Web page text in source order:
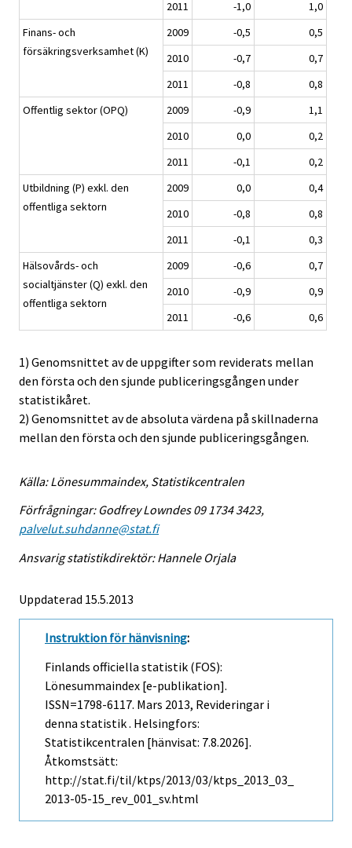
2011 -1,0
1,0
Finans- och
försäkringsverksamhet (K)
2009 -0,5
0,5
2010
-0,7
0,7
2011
-0,8
0,8
Offentlig sektor (OPQ)
2009 -0,9
1,1
2010
0,0
0,2
2011
-0,1
0,2
Utbildning (P) exkl. den
offentliga sektorn
2009 0,0
0,4
2010
-0,8
0,8
2011
-0,1
0,3
Hälsovårds- och
socialtjänster (Q) exkl. den
offentliga sektorn
2009 -0,6
0,7
2010
-0,9
0,9
2011
-0,6 0,6
1) Genomsnittet av de uppgifter som reviderats mellan
den första och den sjunde publiceringsgången under
statistikåret.
2) Genomsnittet av de absoluta värdena på skillnaderna
mellan den första och den sjunde publiceringsgången.
Källa: Lönesummaindex, Statistikcentralen
Förfrågningar: Godfrey Lowndes 09 1734 3423,
palvelut.suhdanne@stat.fi
Ansvarig statistikdirektör: Hannele Orjala
Uppdaterad 15.5.2013
Instruktion för hänvisning:
Finlands officiella statistik (FOS):
Lönesummaindex [e-publikation].
ISSN=1798-6117. Mars 2013, Revideringar i
denna statistik . Helsingfors:
Statistikcentralen [hänvisat: 7.8.2026].
Åtkomstsätt:
http://stat.fi/til/ktps/2013/03/ktps_2013_03_
2013-05-15_rev_001_sv.html